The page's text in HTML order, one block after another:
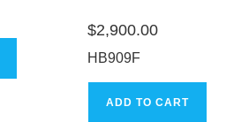
$2,900.00
HB909F
ADD TO CART